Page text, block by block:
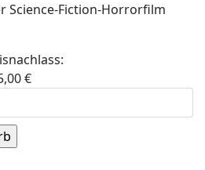
Science-Fiction-Horrorfilm
€